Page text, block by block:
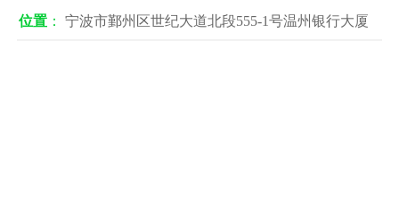
位置： 宁波市鄞州区世纪大道北段555-1号温州银行大厦